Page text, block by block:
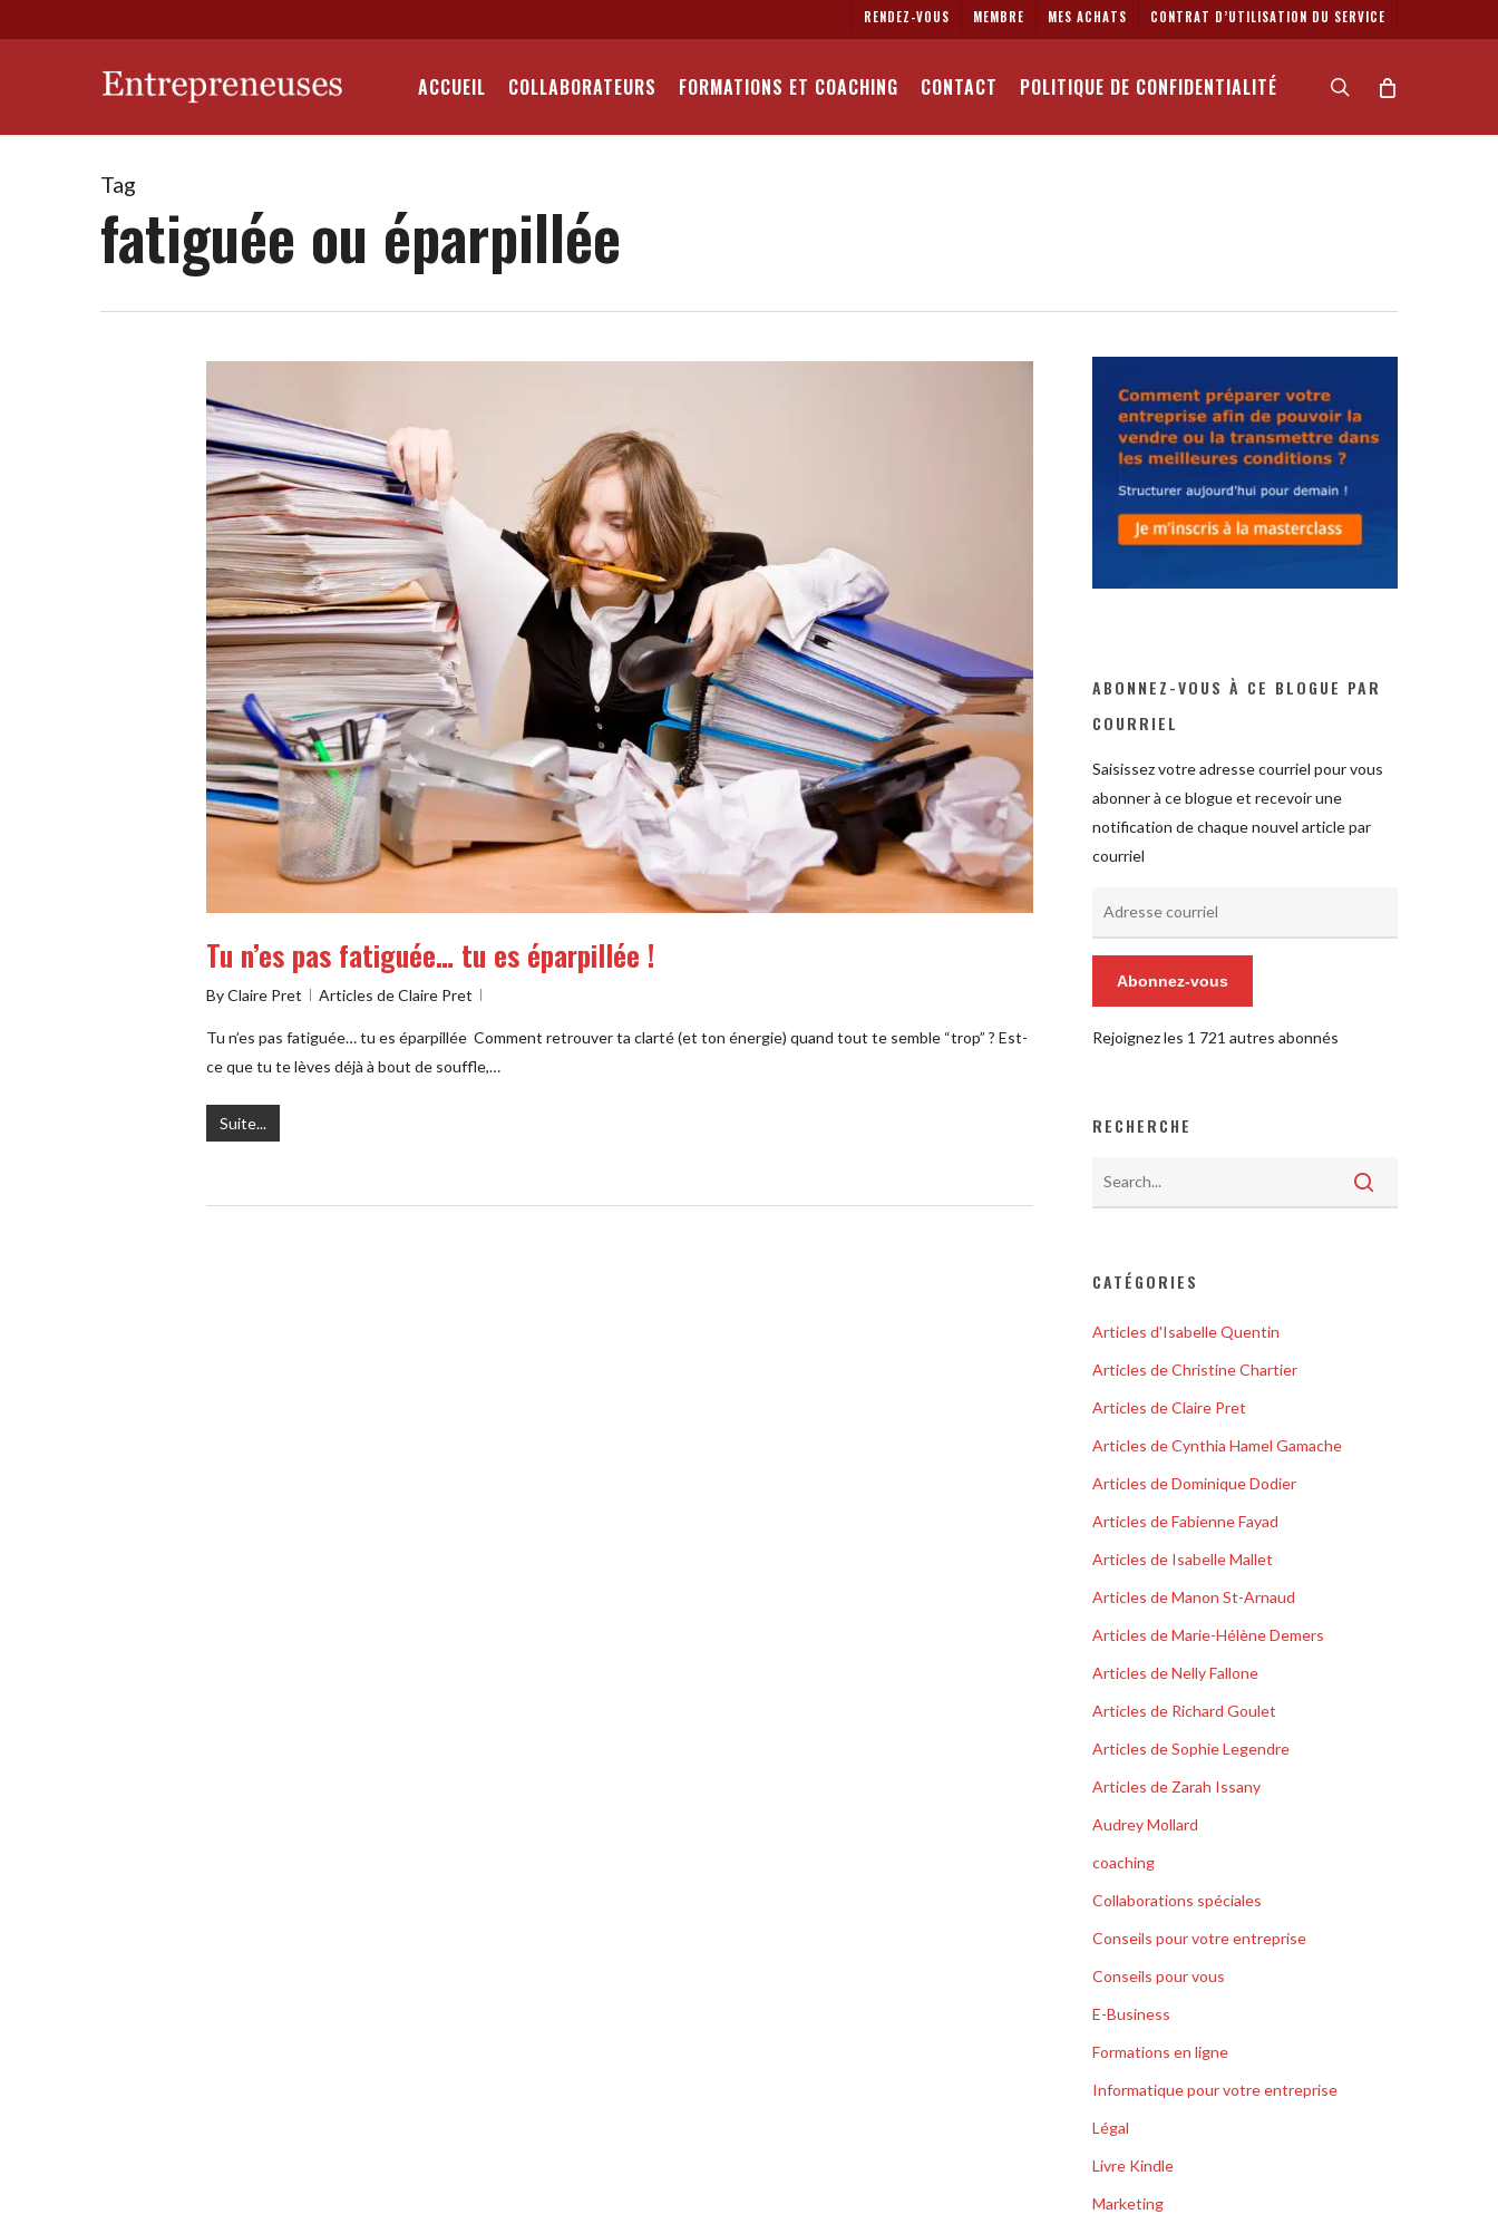
to
RENDEZ-VOUS MEMBRE MES ACHATS CONTRAT D’UTILISATION DU SERVICE
ACCUEIL COLLABORATEURS FORMATIONS ET COACHING CONTACT POLITIQUE DE CONFIDENTIALITÉ search
Tag
fatiguée ou éparpillée
Tu n’es pas fatiguée… tu es éparpillée !
ByClaire Pret Articles de Claire Pret
Tu n’es pas fatiguée… tu es éparpillée Comment retrouver ta clarté (et ton énergie) quand tout te semble “trop” ? Est-
ce que tu te lèves déjà à bout de souffle,…
Suite...
ABONNEZ-VOUS À CE BLOGUE PAR
COURRIEL
Saisissez votre adresse courriel pour vous
abonner à ce blogue et recevoir une
notification de chaque nouvel article par
courriel
Abonnez-vous
Rejoignez les 1 721 autres abonnés
RECHERCHE
CATÉGORIES
Articles d'Isabelle Quentin
Articles de Christine Chartier
Articles de Claire Pret
Articles de Cynthia Hamel Gamache
Articles de Dominique Dodier
Articles de Fabienne Fayad
Articles de Isabelle Mallet
Articles de Manon St-Arnaud
Articles de Marie-Hélène Demers
Articles de Nelly Fallone
Articles de Richard Goulet
Articles de Sophie Legendre
Articles de Zarah Issany
Audrey Mollard
coaching
Collaborations spéciales
Conseils pour votre entreprise
Conseils pour vous
E-Business
Formations en ligne
Informatique pour votre entreprise
Légal
Livre Kindle
Marketing